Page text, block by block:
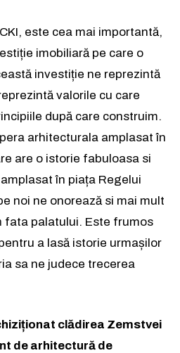
este cea mai importantă,
imobiliară pe care o
investiție ne reprezintă
valorile cu care
după care construim.
arhitecturala amplasat în
are o istorie fabuloasa si
în piața Regelui
noi ne onorează si mai mult
fata palatului. Este frumos
a lasă istorie urmașilor
sa ne judece trecerea
clădirea Zemstvei
de arhitectură de